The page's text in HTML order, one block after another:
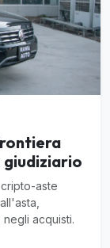
giudiziario
aste
acquisti.